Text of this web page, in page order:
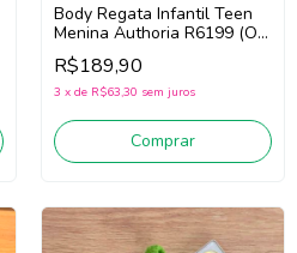
Body Regata Infantil Teen
Menina Authoria R6199 (Off
White)
R$189,90
3 x de R$63,30 sem juros
Comprar